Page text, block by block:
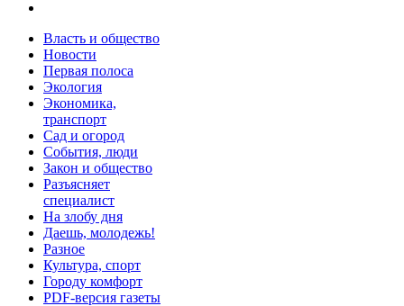
Власть и общество
Новости
Первая полоса
Экология
Экономика,
транспорт
Сад и огород
События, люди
Закон и общество
Разъясняет
специалист
На злобу дня
Даешь, молодежь!
Разное
Культура, спорт
Городу комфорт
PDF-версия газеты